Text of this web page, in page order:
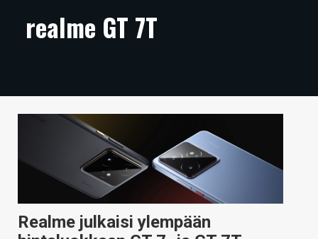
ARTIKKELIT
TECHBBS
HINTA.FI
VAIHDA TEEMA
realme GT 7T
Realme julkaisi ylempään